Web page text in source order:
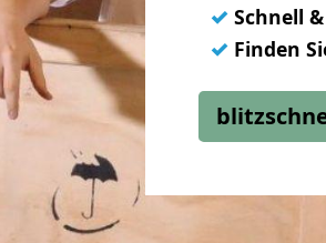
✓ Schnell
✓ Finden